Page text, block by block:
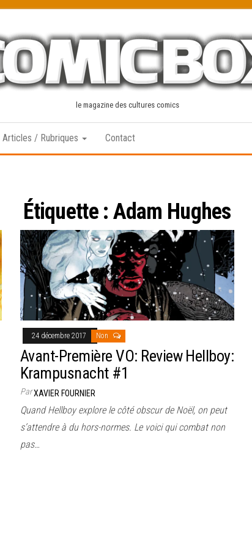
le magazine des cultures comics
Articles / Rubriques Contact
Étiquette : Adam Hughes
24 décembre 2017 Non
Avant-Première VO: Review Hellboy:
Krampusnacht #1
ParXAVIER FOURNIER
Quand Hellboy explore le côté obscur de Noël, on peut
s’attendre à du hors-normes. Le voici qui combat non
pas…